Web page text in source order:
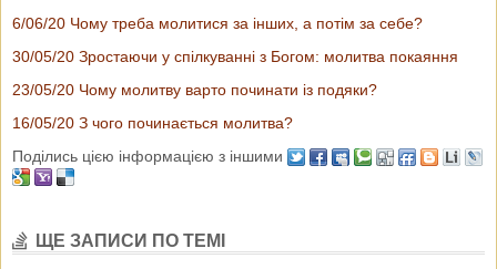
6/06/20 Чому треба молитися за інших, а потім за себе?
30/05/20 Зростаючи у спілкуванні з Богом: молитва покаяння
23/05/20 Чому молитву варто починати із подяки?
16/05/20 З чого починається молитва?
Поділись цією інформацією з іншими
ЩЕ ЗАПИСИ ПО ТЕМІ